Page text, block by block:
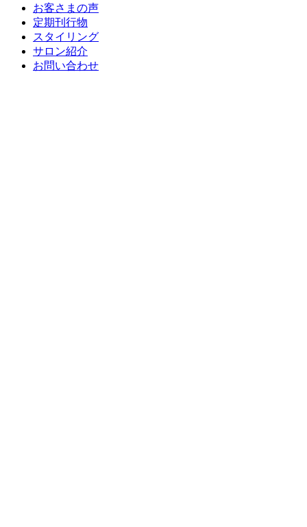
お客さまの声
定期刊行物
スタイリング
サロン紹介
お問い合わせ